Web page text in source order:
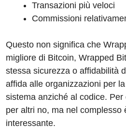
Transazioni più veloci
Commissioni
Questo non significa che
migliore di Bitcoin, Wrapped
stessa sicurezza o affidabilità
affida alle organizzazioni per
sistema anziché al codice.
per altri no, ma nel complesso
interessante.